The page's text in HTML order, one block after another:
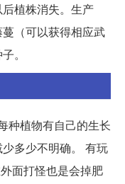
植株消失。生产
（可以获得相应武
。
种植物有自己的生长
多少不明确。 有玩
面打怪也是会掉肥